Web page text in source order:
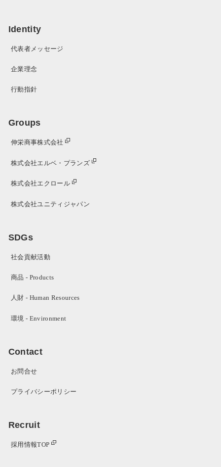
Identity
代表者メッセージ
企業理念
行動指針
Groups
伸栄商事株式会社
株式会社エルベ・プランズ
株式会社エクロール
株式会社ユニティジャパン
SDGs
社会貢献活動
商品 - Products
人財 - Human Resources
環境 - Environment
Contact
お問合せ
プライバシーポリシー
Recruit
採用情報TOP